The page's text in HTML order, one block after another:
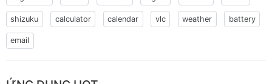
shizuku calculator calendar vlc weather battery
email